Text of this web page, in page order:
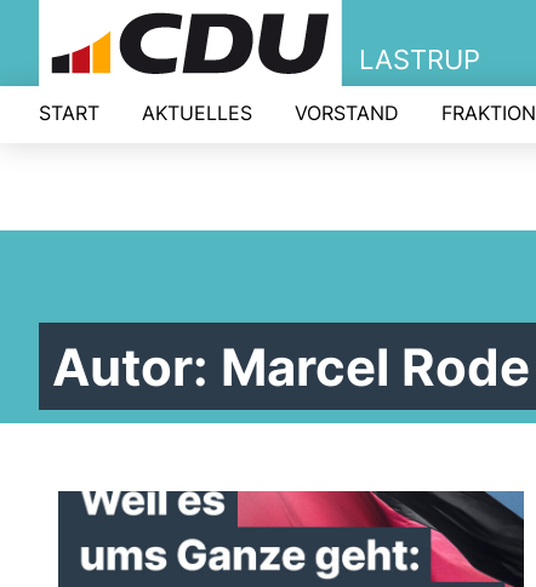
LASTRUP
START AKTUELLES VORSTAND FRAKTION
Autor: Marcel Rode